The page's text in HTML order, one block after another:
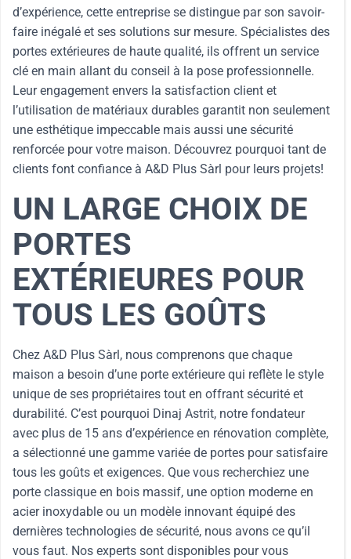
d’expérience, cette entreprise se distingue par son savoir-
faire inégalé et ses solutions sur mesure. Spécialistes des
portes extérieures de haute qualité, ils offrent un service
clé en main allant du conseil à la pose professionnelle.
Leur engagement envers la satisfaction client et
l’utilisation de matériaux durables garantit non seulement
une esthétique impeccable mais aussi une sécurité
renforcée pour votre maison. Découvrez pourquoi tant de
clients font confiance à A&D Plus Sàrl pour leurs projets!
UN LARGE CHOIX DE
PORTES
EXTÉRIEURES POUR
TOUS LES GOÛTS
Chez A&D Plus Sàrl, nous comprenons que chaque
maison a besoin d’une porte extérieure qui reflète le style
unique de ses propriétaires tout en offrant sécurité et
durabilité. C’est pourquoi Dinaj Astrit, notre fondateur
avec plus de 15 ans d’expérience en rénovation complète,
a sélectionné une gamme variée de portes pour satisfaire
tous les goûts et exigences. Que vous recherchiez une
porte classique en bois massif, une option moderne en
acier inoxydable ou un modèle innovant équipé des
dernières technologies de sécurité, nous avons ce qu’il
vous faut. Nos experts sont disponibles pour vous